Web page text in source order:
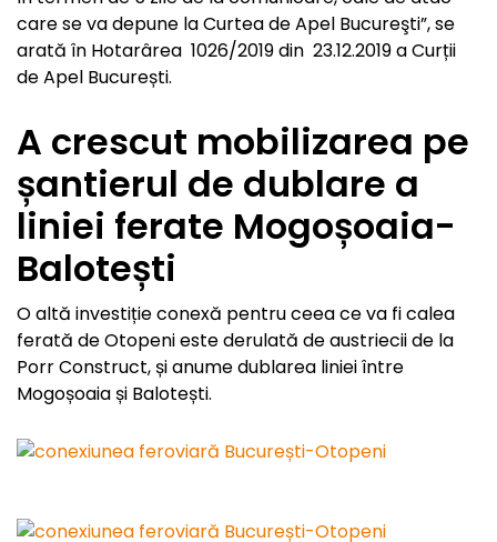
care se va depune la Curtea de Apel Bucureşti”, se
arată în Hotarârea 1026/2019 din 23.12.2019 a Curții
de Apel București.
A crescut mobilizarea pe
șantierul de dublare a
liniei ferate Mogoșoaia-
Balotești
O altă investiție conexă pentru ceea ce va fi calea
ferată de Otopeni este derulată de austriecii de la
Porr Construct, și anume dublarea liniei între
Mogoșoaia și Balotești.